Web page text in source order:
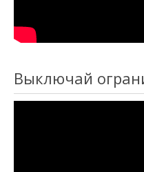
Выключай